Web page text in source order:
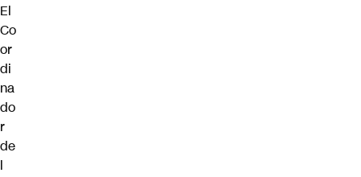
El
Co
or
di
na
do
r
de
l